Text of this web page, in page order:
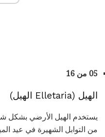
05 من 16
الهيل (Elletaria الهيل)
يستخدم الهيل الأرضي بشكل
من التوابل الشهيرة في عيد